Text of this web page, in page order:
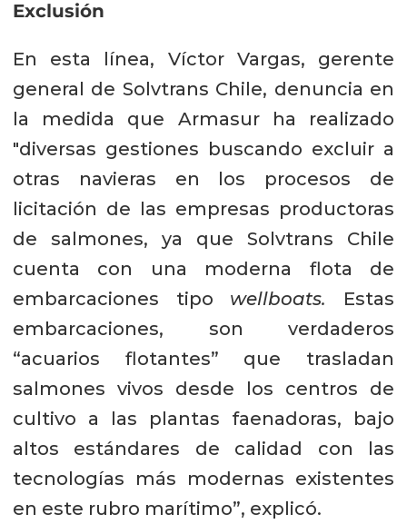
Exclusión
En esta línea, Víctor Vargas, gerente
general de Solvtrans Chile, denuncia en
la medida que Armasur ha realizado
"diversas gestiones buscando excluir a
otras navieras en los procesos de
licitación de las empresas productoras
de salmones, ya que Solvtrans Chile
cuenta con una moderna flota de
embarcaciones tipo wellboats. Estas
embarcaciones, son verdaderos
“acuarios flotantes” que trasladan
salmones vivos desde los centros de
cultivo a las plantas faenadoras, bajo
altos estándares de calidad con las
tecnologías más modernas existentes
en este rubro marítimo”, explicó.